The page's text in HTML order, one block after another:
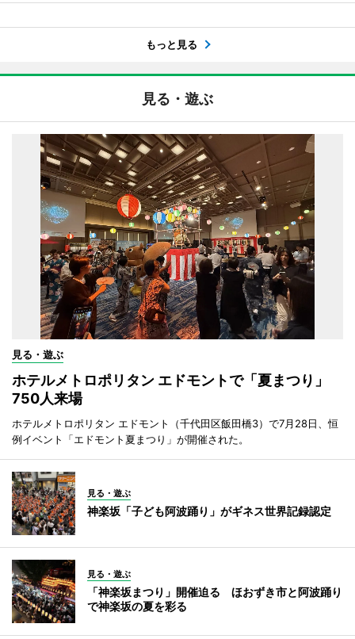
もっと見る
見る・遊ぶ
見る・遊ぶ
ホテルメトロポリタン エドモントで「夏まつり」
750人来場
ホテルメトロポリタン エドモント（千代田区飯田橋3）で7月28日、恒
例イベント「エドモント夏まつり」が開催された。
見る・遊ぶ
神楽坂「子ども阿波踊り」がギネス世界記録認定
見る・遊ぶ
「神楽坂まつり」開催迫る ほおずき市と阿波踊り
で神楽坂の夏を彩る